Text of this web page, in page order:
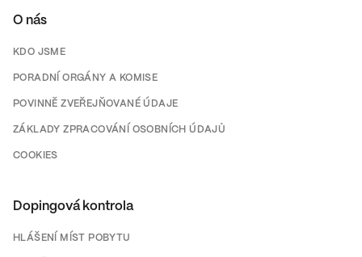
O nás
KDO JSME
PORADNÍ ORGÁNY A KOMISE
POVINNĚ ZVEŘEJŇOVANÉ ÚDAJE
ZÁKLADY ZPRACOVÁNÍ OSOBNÍCH ÚDAJŮ
COOKIES
Dopingová kontrola
HLÁŠENÍ MÍST POBYTU